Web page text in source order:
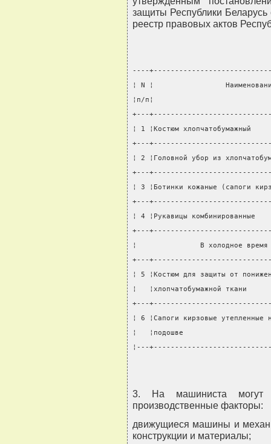
защиты Республики
реестр правовых актов
----
¦ N ¦
¦п/п¦
+---
¦ 1 ¦Костюм
+---
¦ 2 ¦Головной убор из
+---
¦ 3 ¦Ботинки кожаные
+---
¦ 4 ¦Рукавицы
+---
¦               В холодное
+---
¦ 5 ¦Костюм для защиты от
¦   ¦хлопчатобумажной
+---
¦ 6 ¦Сапоги кирзовые
¦   ¦подошве
¦---
3. На машиниста могут
производственные факторы:
движущиеся машины и
конструкции и материалы;